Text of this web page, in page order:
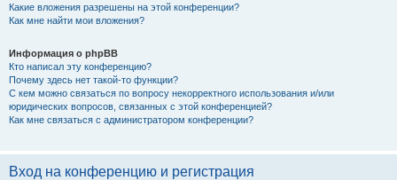
Какие вложения разрешены на этой конференции?
Как мне найти мои вложения?
Информация о phpBB
Кто написал эту конференцию?
Почему здесь нет такой-то функции?
С кем можно связаться по вопросу некорректного использования и/или
юридических вопросов, связанных с этой конференцией?
Как мне связаться с администратором конференции?
Вход на конференцию и регистрация